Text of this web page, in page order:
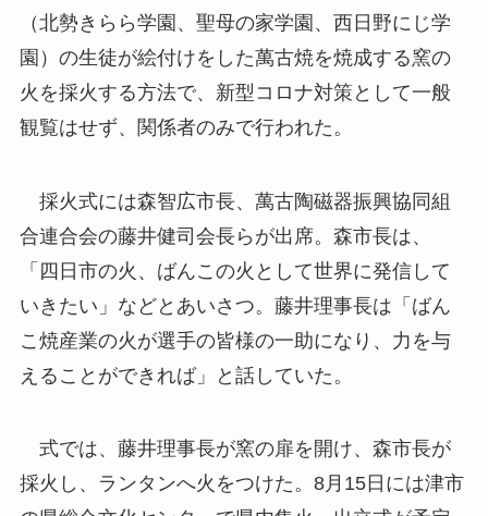
（北勢きらら学園、聖母の家学園、西日野にじ学
園）の生徒が絵付けをした萬古焼を焼成する窯の
火を採火する方法で、新型コロナ対策として一般
観覧はせず、関係者のみで行われた。
採火式には森智広市長、萬古陶磁器振興協同組
合連合会の藤井健司会長らが出席。森市長は、
「四日市の火、ばんこの火として世界に発信して
いきたい」などとあいさつ。藤井理事長は「ばん
こ焼産業の火が選手の皆様の一助になり、力を与
えることができれば」と話していた。
式では、藤井理事長が窯の扉を開け、森市長が
採火し、ランタンへ火をつけた。8月15日には津市